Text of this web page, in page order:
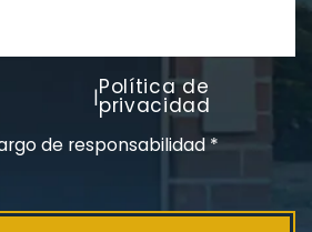
Cloruro de polivinilo
Exposición
|Política de
privacidad
de responsabilidad*